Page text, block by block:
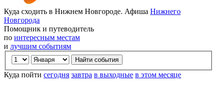
Куда сходить в Нижнем Новгороде. Афиша Нижнего
Новгорода
Помощник и путеводитель
по интересным местам
и лучшим событиям
Куда пойти сегодня завтра в выходные в этом месяце